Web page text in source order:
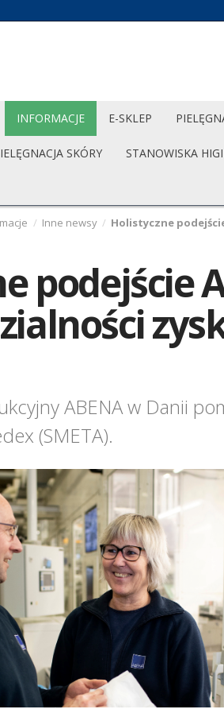
INFORMACJE E-SKLEP
SKÓRY STANOWISKA
/ Inne newsy / Holistyczne
podejście
ABENA w Danii
(SMETA).